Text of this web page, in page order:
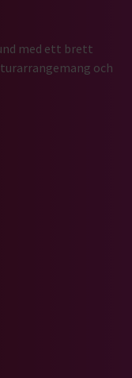
med ett brett
och